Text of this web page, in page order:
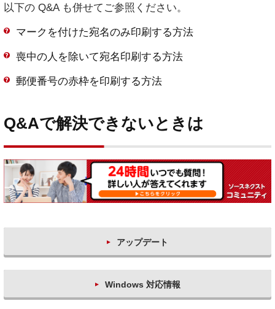
以下の Q&A も併せてご参照ください。
マークを付けた宛名のみ印刷する方法
喪中の人を除いて宛名印刷する方法
郵便番号の赤枠を印刷する方法
Q&Aで解決できないときは
アップデート
Windows 対応情報